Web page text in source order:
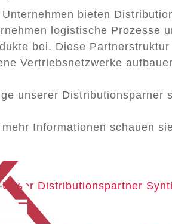
Unternehmen bieten
logistische Prozesse
bei. Diese
Vertriebsnetzwerke
unserer Distributionsparner
mehr Informationen schauen